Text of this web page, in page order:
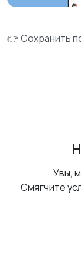
👉 Сохранить
Увы,
Смягчите